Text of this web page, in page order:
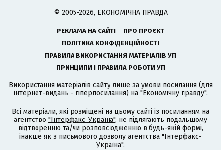
© 2005-2026, ЕКОНОМІЧНА ПРАВДА
РЕКЛАМА НА САЙТІ
ПРО ПРОЄКТ
ПОЛІТИКА КОНФІДЕНЦІЙНОСТІ
ПРАВИЛА ВИКОРИСТАННЯ МАТЕРІАЛІВ УП
ПРИНЦИПИ І ПРАВИЛА РОБОТИ УП
Використання матеріалів сайту лише за умови посилання (для
інтернет-видань - гіперпосилання) на "Економічну правду".
Всі матеріали, які розміщені на цьому сайті із посиланням на
агентство "Інтерфакс-Україна", не підлягають подальшому
відтворенню та/чи розповсюдженню в будь-якій формі,
інакше як з письмового дозволу агентства "Інтерфакс-
Україна".